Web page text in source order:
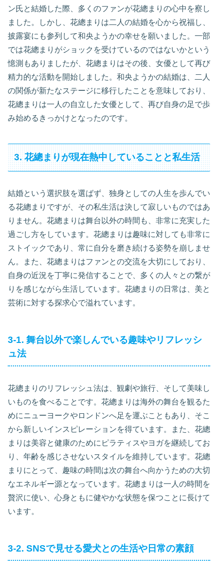
ン氏と結婚した際、多くのファンが花總まりの心中を察し
ました。しかし、花總まりは二人の結婚を心から祝福し、
披露宴にも参列して和央ようかの幸せを願いました。一部
では花總まりがショックを受けているのではないかという
憶測もありましたが、花總まりはその後、女優として再び
精力的な活動を開始しました。和央ようかの結婚は、二人
の関係が新たなステージに移行したことを意味しており、
花總まりは一人の自立した女優として、再び自身の足で歩
み始めるきっかけとなったのです。
3. 花總まりが現在熱中していることと私生活
結婚という選択肢を選ばず、独身としての人生を歩んでい
る花總まりですが、その私生活は決して寂しいものではあ
りません。花總まりは舞台以外の時間も、非常に充実した
過ごし方をしています。花總まりは趣味に対しても非常に
ストイックであり、常に自分を磨き続ける姿勢を崩しませ
ん。また、花總まりはファンとの交流を大切にしており、
自身の近況を丁寧に発信することで、多くの人々との繋が
りを感じながら生活しています。花總まりの日常は、美と
芸術に対する探求心で溢れています。
3-1. 舞台以外で楽しんでいる趣味やリフレッシ
ュ法
花總まりのリフレッシュ法は、観劇や旅行、そして美味し
いものを食べることです。花總まりは海外の舞台を観るた
めにニューヨークやロンドンへ足を運ぶこともあり、そこ
から新しいインスピレーションを得ています。また、花總
まりは美容と健康のためにピラティスやヨガを継続してお
り、年齢を感じさせないスタイルを維持しています。花總
まりにとって、趣味の時間は次の舞台へ向かうための大切
なエネルギー源となっています。花總まりは一人の時間を
贅沢に使い、心身ともに健やかな状態を保つことに長けて
います。
3-2. SNSで見せる愛犬との生活や日常の素顔